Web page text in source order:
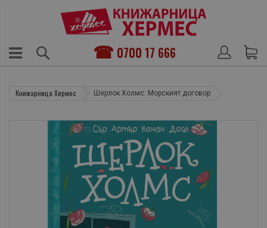
0700 17 666
Книжарница Хермес Шерлок Холмс: Морският договор